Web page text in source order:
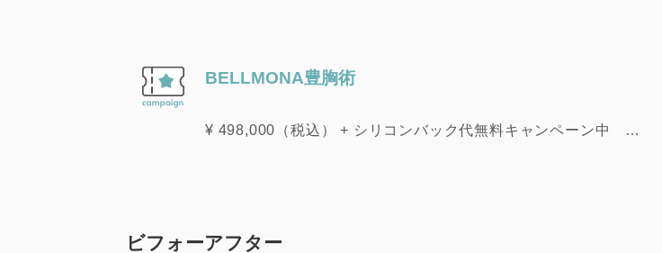
BELLMONA豊胸術
¥ 498,000（税込） + シリコンバック代無料キャンペーン中
ビフォーアフター